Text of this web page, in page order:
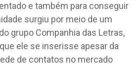
e também para conseguir
surgiu por meio de um
grupo Companhia das Letras,
ele se inserisse apesar da
de contatos no mercado